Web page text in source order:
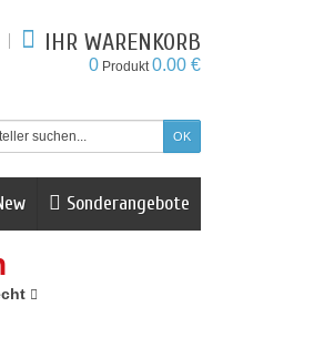
IHR WARENKORB
0 Produkt0.00 €
Sonderangebote